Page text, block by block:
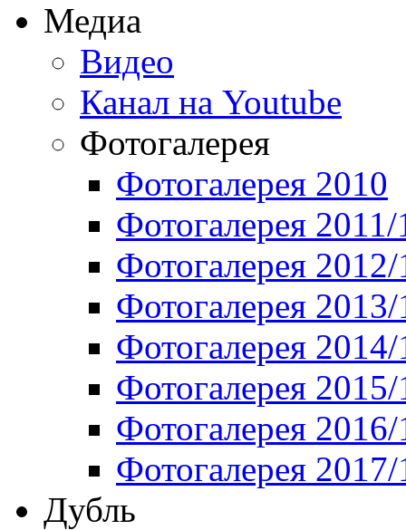
Медиа
Видео
Канал на Youtube
Фотогалерея
Фотогалерея 2010
Фотогалерея 2011/
Фотогалерея
Фотогалерея
Фотогалерея
Фотогалерея
Фотогалерея
Фотогалерея
Дубль